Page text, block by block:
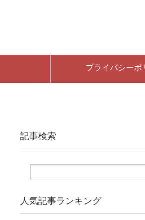
プライバシーポ
記事検索
人気記事ランキング